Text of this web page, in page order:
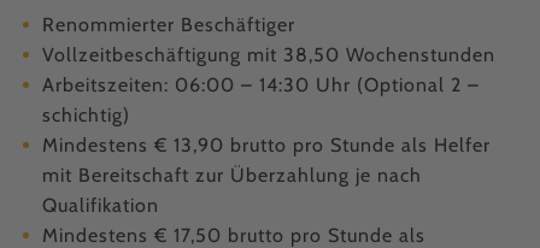
Renommierter Beschäftiger
Vollzeitbeschäftigung mit 38,50 Wochenstunden
Arbeitszeiten: 06:00 – 14:30 Uhr (Optional 2 –
schichtig)
Mindestens € 13,90 brutto pro Stunde als Helfer
mit Bereitschaft zur Überzahlung je nach
Qualifikation
Mindestens € 17,50 brutto pro Stunde als